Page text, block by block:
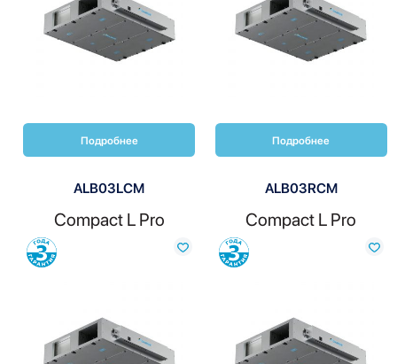
Подробнее Подробнее
ALB03LCM
Compact L Pro
Сравнить
ALB03RCM
Compact L Pro
Сравнить